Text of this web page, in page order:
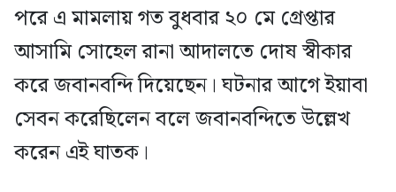
পরে এ মামলায় গত বুধবার ২০ মে গ্রেপ্তার
আসামি সোহেল রানা আদালতে দোষ স্বীকার
করে জবানবন্দি দিয়েছেন। ঘটনার আগে ইয়াবা
সেবন করেছিলেন বলে জবানবন্দিতে উল্লেখ
করেন এই ঘাতক।